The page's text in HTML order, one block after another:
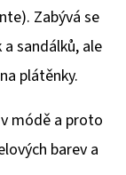
Zabývá se
sandálků, ale
plátěnky.
módě a proto
barev a